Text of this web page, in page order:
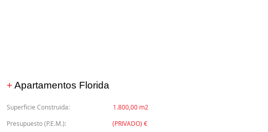
+Apartamentos Florida
Superficie Construida: 1.800,00 m2
Presupuesto (P.E.M.):
(PRIVADO) €